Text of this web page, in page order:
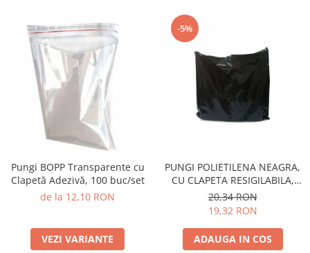
Pungi BOPP Transparente cu
Clapetă Adezivă, 100 buc/set
de la 12,10 RON
VEZI VARIANTE
-5%
PUNGI POLIETILENA NEAGRA,
CU CLAPETA RESIGILABILA,
SET 20 BUC
20,34 RON
19,32 RON
ADAUGA IN COS